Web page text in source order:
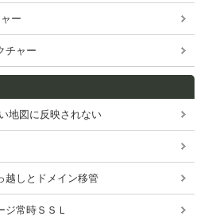
ー
チャー
地図に反映されない
越しとドメイン移管
常時ＳＳＬ